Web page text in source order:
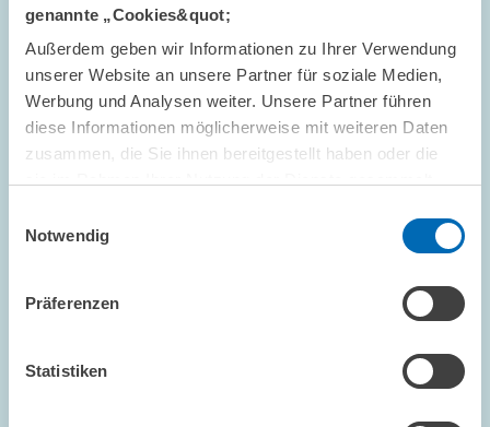
genannte „Cookies&quot;
Außerdem geben wir Informationen zu Ihrer Verwendung
unserer Website an unsere Partner für soziale Medien,
Werbung und Analysen weiter. Unsere Partner führen
diese Informationen möglicherweise mit weiteren Daten
zusammen, die Sie ihnen bereitgestellt haben oder die
Notwendig
Präferenzen
Statistiken
DIGITALE ÖKONOMIE
FORSCHUNG // 16.03.2004
Die ZEW-Konjunkturerwartungen für Deutschland fallen im März
KONJUNKTURPROGNOSE